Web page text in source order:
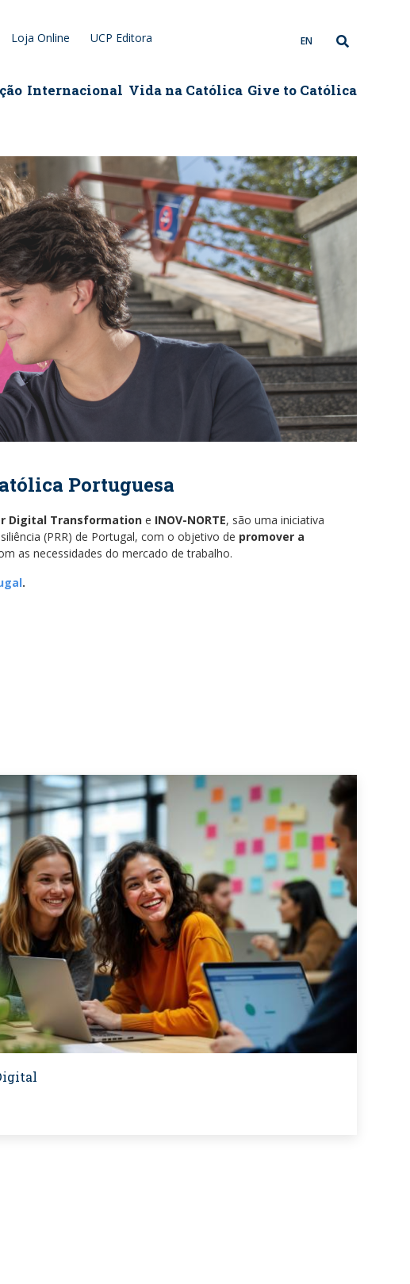
Loja Online UCP Editora EN
Internacional Vida na Católica Give to Católica
Portuguesa
Digital Transformation e INOV-NORTE, são uma iniciativa
(PRR) de Portugal, com o objetivo de promover a
as necessidades do mercado de trabalho.
.